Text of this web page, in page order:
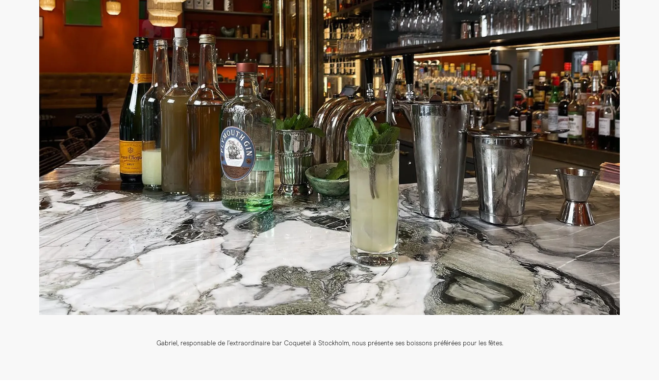
Gabriel, responsable de l’extraordinaire bar Coquetel à Stockholm, nous présente ses boissons préférées pour les fêtes.